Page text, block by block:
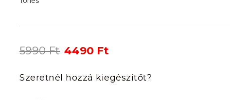
5990Ft Original
was:
5990 Ft.
4490 Ft
is:
4490 Ft.
Szeretnél hozzá kiegészítőt?